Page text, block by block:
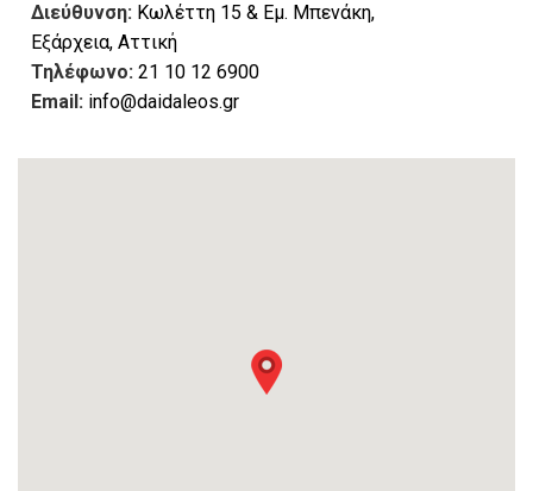
Διεύθυνση: Κωλέττη 15 & Εμ. Μπενάκη,
Εξάρχεια, Αττική
Τηλέφωνο: 21 10 12 6900
Email: info@daidaleos.gr